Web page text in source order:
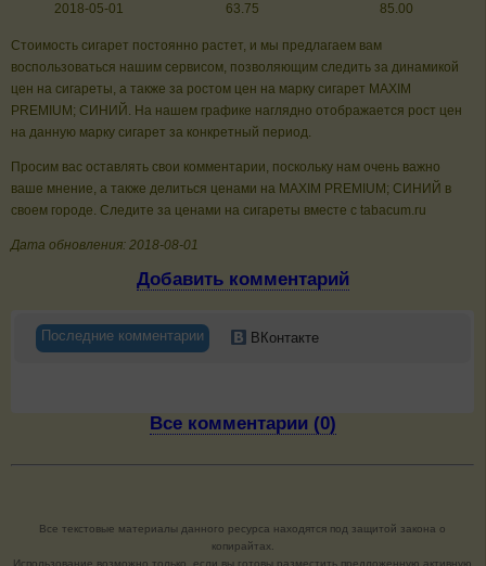
2018-05-01
63.75 85.00
Стоимость сигарет постоянно растет, и мы предлагаем вам
воспользоваться нашим сервисом, позволяющим следить за динамикой
цен на сигареты, а также за ростом цен на марку сигарет MAXIM
PREMIUM; CИНИЙ. На нашем графике наглядно отображается рост цен
на данную марку сигарет за конкретный период.
Просим вас оставлять свои комментарии, поскольку нам очень важно
ваше мнение, а также делиться ценами на MAXIM PREMIUM; CИНИЙ в
своем городе. Следите за ценами на сигареты вместе с tabacum.ru
Дата обновления: 2018-08-01
Добавить комментарий
Последние комментарии ВКонтакте
Все комментарии (0)
Все текстовые материалы данного ресурса находятся под защитой закона о
копирайтах.
Использование возможно только, если вы готовы разместить предложенную активную